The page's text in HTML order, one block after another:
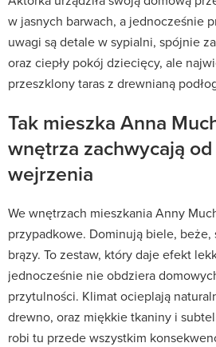
w jasnych barwach, a jednocześnie
uwagi są detale w sypialni, spójnie
oraz ciepły pokój dziecięcy, ale
przeszklony taras z drewnianą
Tak mieszka Anna
wnętrza zachwycają
wejrzenia
We wnętrzach mieszkania Anny
przypadkowe. Dominują biele,
brązy. To zestaw, który daje efekt
jednocześnie nie obdziera
przytulności. Klimat ocieplają
drewno, oraz miękkie tkaniny i
robi tu przede wszystkim